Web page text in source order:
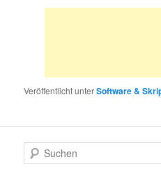
Veröffentlicht unterSoftware &
u